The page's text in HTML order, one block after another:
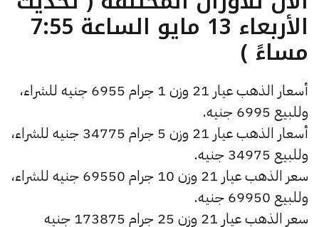
الأربعاء 13 مايو الساعة 7:55
مساءً )
أسعار الذهب عيار 21 وزن 1 جرام 6955 جنيه للشراء،
وللبيع 6995 جنيه.
أسعار الذهب عيار 21 وزن 5 جرام 34775 جنيه للشراء،
وللبيع 34975 جنيه.
سعر الذهب عيار 21 وزن 10 جرام 69550 جنيه للشراء،
وللبيع 69950 جنيه.
سعر الذهب عيار 21 وزن 25 جرام 173875 جنيه